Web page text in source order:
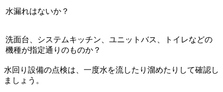
水漏れはないか？
洗面台、システムキッチン、ユニットバス、トイレなどの
機種が指定通りのものか？
水回り設備の点検は、一度水を流したり溜めたりして確認し
ましょう。